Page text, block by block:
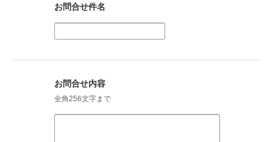
お問合せ件名
お問合せ内容
全角256文字まで